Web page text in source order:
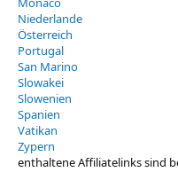
Niederlande
Österreich
Portugal
San Marino
Slowakei
Slowenien
Spanien
Vatikan
Zypern
enthaltene Affiliatelinks sind